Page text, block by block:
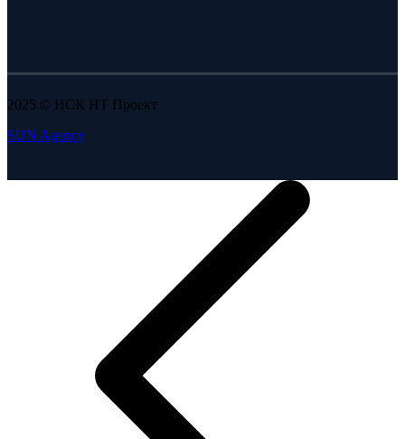
2025 © ИСК НТ Проект
SUN Agency